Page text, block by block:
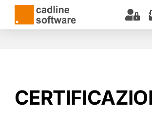
Salta
contenuto
SERVIZI